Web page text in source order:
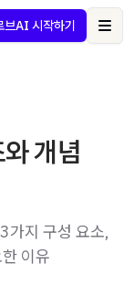
브AI 시작하기
개념
가지 구성 요소,
이유